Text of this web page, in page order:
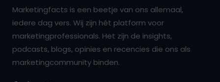
Marketingfacts is een beetje van ons allemaal,
iedere dag vers. Wij zijn hét platform voor
marketingprofessionals. Het zijn de insights,
podcasts, blogs, opinies en recencies die ons als
marketingcommunity binden.